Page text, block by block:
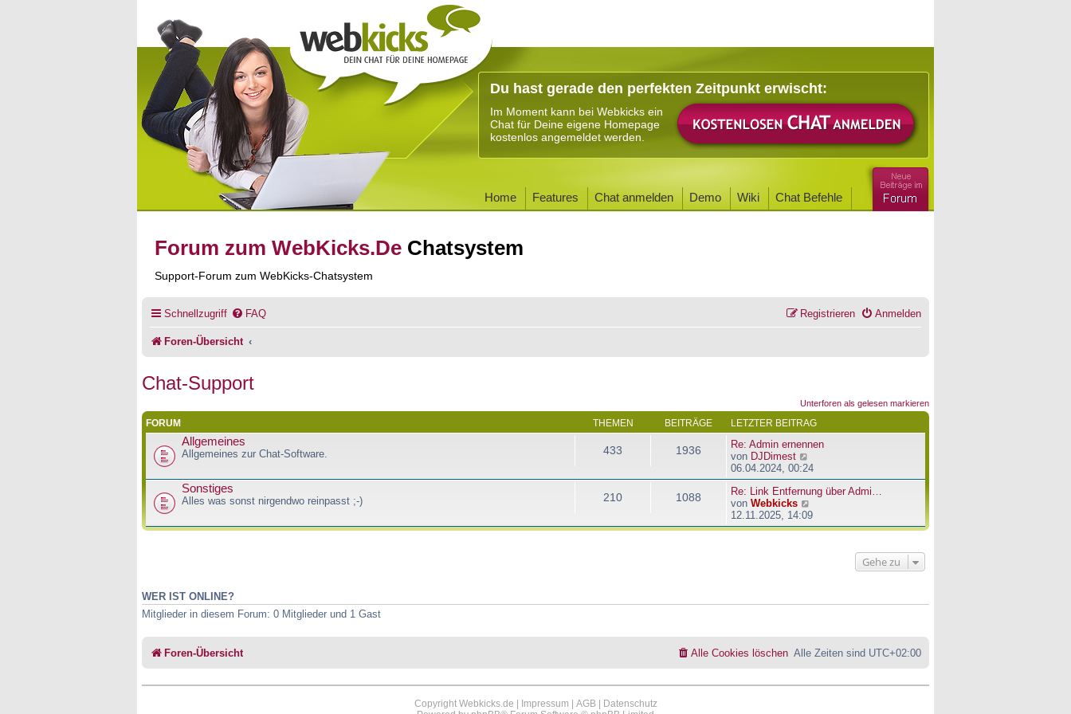
Du hast gerade den perfekten Zeitpunkt erwischt:
Im Moment kann bei Webkicks ein
Chat für Deine eigene Homepage
kostenlos angemeldet werden.
Home Features Chat anmelden Demo Wiki Chat Befehle
Forum zum WebKicks.De Chatsystem
Support-Forum zum WebKicks-Chatsystem
Schnellzugriff FAQ Anmelden
Registrieren
Foren-Übersicht
Chat-Support
Unterforen als gelesen markieren
FORUM THEMEN BEITRÄGE LETZTER BEITRAG
Allgemeines
Allgemeines zur Chat-Software. 433 1936
Re: Admin ernennen
von DJDimest
e
u
e
s
t
e
06.04.2024, 00:24
Sonstiges
Alles was sonst nirgendwo reinpasst ;-) 210 1088
Re: Link Entfernung über Admi…
von Webkicks
e
u
a
g
12.11.2025, 14:09
Gehe zu
WER IST ONLINE?
Mitglieder in diesem Forum: 0 Mitglieder und 1 Gast
Foren-Übersicht Alle Zeiten sind UTC+02:00
Alle Cookies löschen
Copyright Webkicks.de | Impressum | AGB| Datenschutz